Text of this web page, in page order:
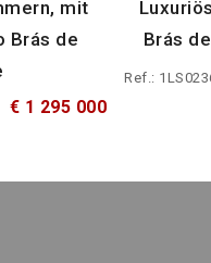
mit
Brás de
€ 1 295 000
Brás
Ref.: